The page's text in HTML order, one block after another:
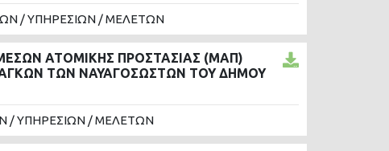
/ ΥΠΗΡΕΣΙΩΝ / ΜΕΛΕΤΩΝ
ΑΤΟΜΙΚΗΣ ΠΡΟΣΤΑΣΙΑΣ (ΜΑΠ)
ΤΩΝ ΝΑΥΑΓΟΣΩΣΤΩΝ ΤΟΥ ΔΗΜΟΥ
/ ΥΠΗΡΕΣΙΩΝ / ΜΕΛΕΤΩΝ